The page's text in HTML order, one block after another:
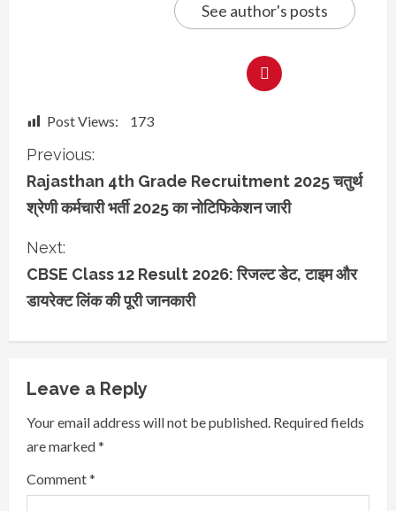
See author's posts
Post Views: 173
C
o
n
t
i
n
u
e
R
e
Previous:
Rajasthan 4th Grade Recruitment 2025 चतुर्थ
श्रेणी कर्मचारी भर्ती 2025 का नोटिफिकेशन जारी
Next:
CBSE Class 12 Result 2026: रिजल्ट डेट, टाइम और
डायरेक्ट लिंक की पूरी जानकारी
Leave a Reply
Your email address will not be published. Required fields
are marked*
Comment*